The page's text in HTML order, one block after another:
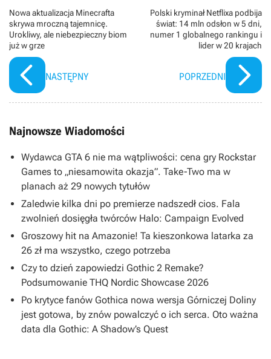
Nowa aktualizacja Minecrafta
skrywa mroczną tajemnicę.
Urokliwy, ale niebezpieczny biom
już w grze
NASTĘPNY
Polski kryminał Netflixa podbija
świat: 14 mln odsłon w 5 dni,
numer 1 globalnego rankingu i
lider w 20 krajach
POPRZEDNI
Najnowsze Wiadomości
Wydawca GTA 6 nie ma wątpliwości: cena gry Rockstar
Games to „niesamowita okazja”. Take-Two ma w
planach aż 29 nowych tytułów
Zaledwie kilka dni po premierze nadszedł cios. Fala
zwolnień dosięgła twórców Halo: Campaign Evolved
Groszowy hit na Amazonie! Ta kieszonkowa latarka za
26 zł ma wszystko, czego potrzeba
Czy to dzień zapowiedzi Gothic 2 Remake?
Podsumowanie THQ Nordic Showcase 2026
Po krytyce fanów Gothica nowa wersja Górniczej Doliny
jest gotowa, by znów powalczyć o ich serca. Oto ważna
data dla Gothic: A Shadow’s Quest